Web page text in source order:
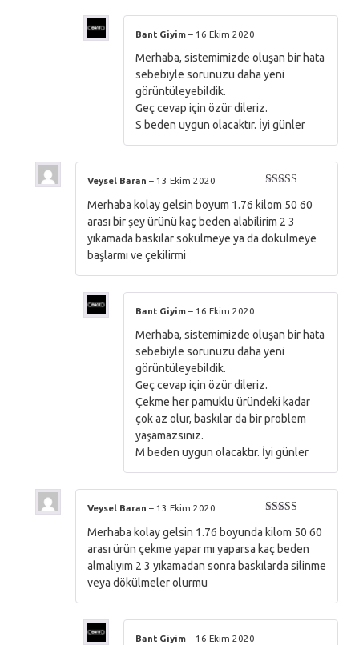
Bant Giyim – 16 Ekim 2020
Merhaba, sistemimizde oluşan bir hata
sebebiyle sorunuzu daha yeni
görüntüleyebildik.
Geç cevap için özür dileriz.
S beden uygun olacaktır. İyi günler
5oy aldı
Veysel Baran – 13 Ekim 2020
Merhaba kolay gelsin boyum 1.76 kilom 50 60
arası bir şey ürünü kaç beden alabilirim 2 3
yıkamada baskılar sökülmeye ya da dökülmeye
başlarmı ve çekilirmi
Bant Giyim – 16 Ekim 2020
Merhaba, sistemimizde oluşan bir hata
sebebiyle sorunuzu daha yeni
görüntüleyebildik.
Geç cevap için özür dileriz.
Çekme her pamuklu üründeki kadar
çok az olur, baskılar da bir problem
yaşamazsınız.
M beden uygun olacaktır. İyi günler
5oy aldı
Veysel Baran – 13 Ekim 2020
Merhaba kolay gelsin 1.76 boyunda kilom 50 60
arası ürün çekme yapar mı yaparsa kaç beden
almalıyım 2 3 yıkamadan sonra baskılarda silinme
veya dökülmeler olurmu
Bant Giyim – 16 Ekim 2020